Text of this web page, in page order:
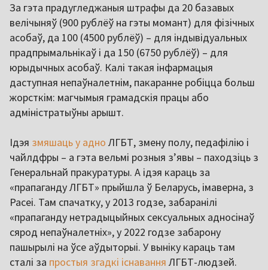
За гэта прадугледжаныя штрафы да 20 базавых
велічыняў (900 рублёў на гэты момант) для фізічных
асобаў, да 100 (4500 рублёў) – для індывідуальных
прадпрымальнікаў і да 150 (6750 рублёў) – для
юрыдычных асобаў. Калі такая інфармацыя
даступная непаўналетнім, пакаранне робіцца больш
жорсткім: магчымыя грамадскія працы або
адміністратыўны арышт.
Ідэя змяшаць у адно ЛГБТ, змену полу, педафілію і
чайлдфры – а гэта вельмі розныя з’явы – паходзіць з
Генеральнай пракуратуры. А ідэя караць за
«прапаганду ЛГБТ» прыйшла ў Беларусь, імаверна, з
Расеі. Там спачатку, у 2013 годзе, забаранілі
«прапаганду нетрадыцыйных сексуальных адносінаў
сярод непаўналетніх», у 2022 годзе забарону
пашырылі на ўсе аўдыторыі. У выніку караць там
сталі за простыя згадкі існавання ЛГБТ-людзей.